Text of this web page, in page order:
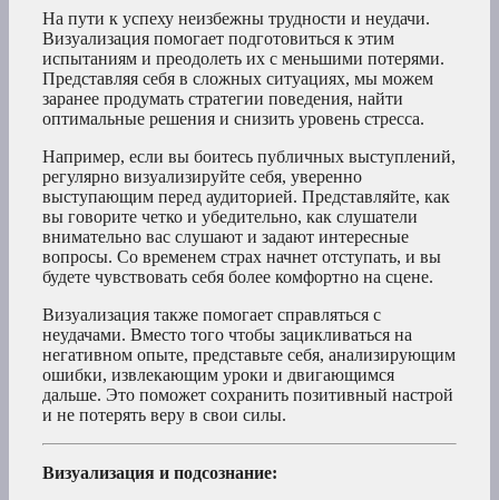
На пути к успеху неизбежны трудности и неудачи.
Визуализация помогает подготовиться к этим
испытаниям и преодолеть их с меньшими потерями.
Представляя себя в сложных ситуациях, мы можем
заранее продумать стратегии поведения, найти
оптимальные решения и снизить уровень стресса.
Например, если вы боитесь публичных выступлений,
регулярно визуализируйте себя, уверенно
выступающим перед аудиторией. Представляйте, как
вы говорите четко и убедительно, как слушатели
внимательно вас слушают и задают интересные
вопросы. Со временем страх начнет отступать, и вы
будете чувствовать себя более комфортно на сцене.
Визуализация также помогает справляться с
неудачами. Вместо того чтобы зацикливаться на
негативном опыте, представьте себя, анализирующим
ошибки, извлекающим уроки и двигающимся
дальше. Это поможет сохранить позитивный настрой
и не потерять веру в свои силы.
Визуализация и подсознание: